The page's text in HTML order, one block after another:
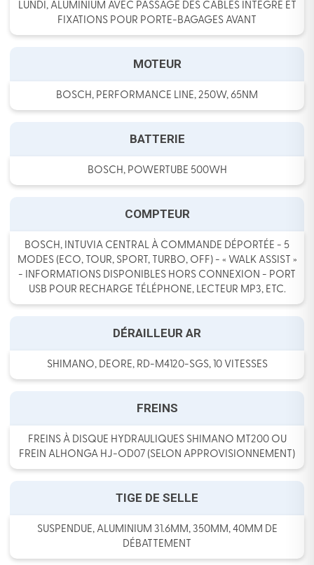
LUNDI, ALUMINIUM AVEC PASSAGE DES CÂBLES INTÉGRÉ ET
FIXATIONS POUR PORTE-BAGAGES AVANT
MOTEUR
BOSCH, PERFORMANCE LINE, 250W, 65NM
BATTERIE
BOSCH, POWERTUBE 500WH
COMPTEUR
BOSCH, INTUVIA CENTRAL À COMMANDE DÉPORTÉE - 5
MODES (ECO, TOUR, SPORT, TURBO, OFF) - « WALK ASSIST »
- INFORMATIONS DISPONIBLES HORS CONNEXION - PORT
USB POUR RECHARGE TÉLÉPHONE, LECTEUR MP3, ETC.
DÉRAILLEUR AR
SHIMANO, DEORE, RD-M4120-SGS, 10 VITESSES
FREINS
FREINS À DISQUE HYDRAULIQUES SHIMANO MT200 OU
FREIN ALHONGA HJ-OD07 (SELON APPROVISIONNEMENT)
TIGE DE SELLE
SUSPENDUE, ALUMINIUM 31.6MM, 350MM, 40MM DE
DÉBATTEMENT